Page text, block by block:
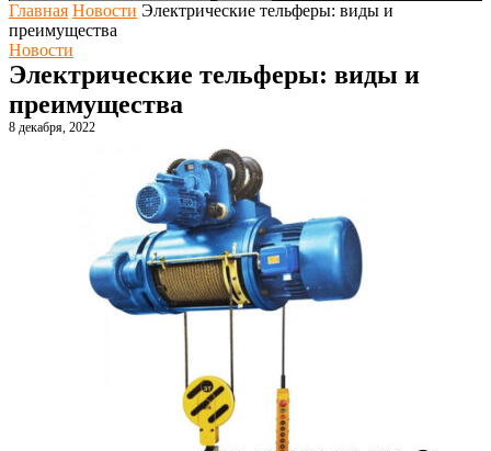
Главная Новости Электрические тельферы: виды и
преимущества
Новости
Электрические тельферы: виды и
преимущества
8 декабря, 2022